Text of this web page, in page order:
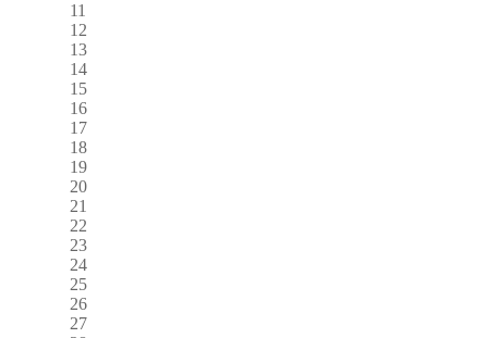
11
12
13
14
15
16
17
18
19
20
21
22
23
24
25
26
27